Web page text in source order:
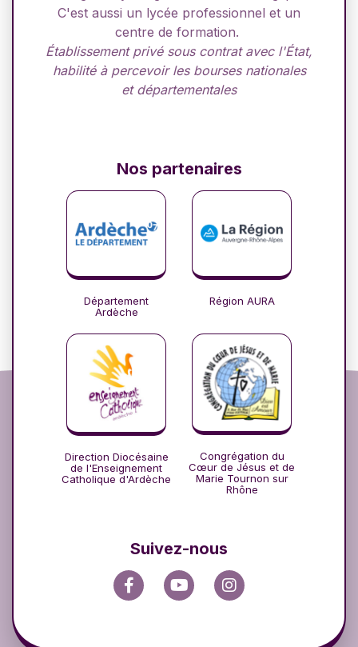
C'est aussi un lycée professionnel et un
centre de formation.
Établissement privé sous contrat avec l'État,
habilité à percevoir les bourses nationales
et départementales
Suivez-nous
Nos partenaires
Département
Ardèche
Région AURA
Direction Diocésaine
de l'Enseignement
Catholique d'Ardèche
Congrégation du
Cœur de Jésus et de
Marie Tournon sur
Rhône